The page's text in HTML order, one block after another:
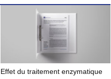
Effet du traitement enzymatique